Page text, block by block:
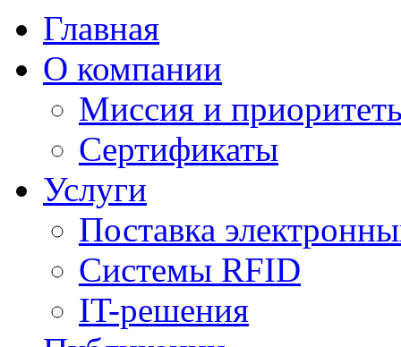
Главная
О компании
Миссия и
Сертификаты
Услуги
Поставка
Cистемы RFID
IT-решения